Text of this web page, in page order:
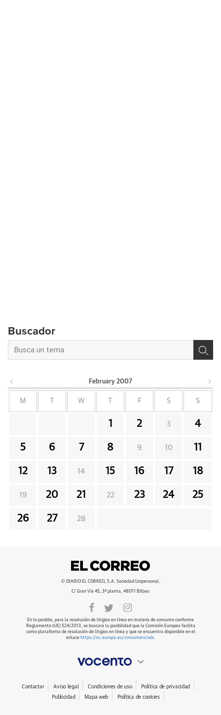
Buscador
February 2007
M W F S S
1 2 3 4
5 6 7 8 9 10 11
12 13 14 15 16 17 18
19 20 21 22 23 24 25
26 27 28
© DIARIO EL CORREO, S.A. Sociedad Unipersonal.
C/ Gran Vía 45, 3ª planta, 48011 Bilbao
En lo posible, para la resolución de litigios en línea en materia de consumo conforme
Reglamento (UE) 524/2013, se buscará la posibilidad que la Comisión Europea facilita
como plataforma de resolución de litigios en línea y que se encuentra disponible en el
enlace https://ec.europa.eu/consumers/odr.
Contactar Aviso legal Condiciones de uso
Política de privacidad
Publicidad
Mapa web Política de cookies